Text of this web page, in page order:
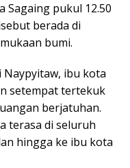
Sagaing pukul 12.50
berada di
bumi.
Naypyitaw, ibu kota
setempat tertekuk
berjatuhan.
terasa di seluruh
hingga ke ibu kota